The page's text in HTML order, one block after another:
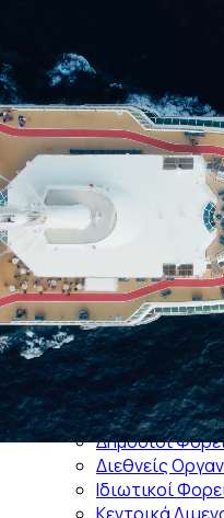
Ποιοί είμαστε
Ιστορία του
Διοικητικό
Διατελέσαντα
Διοικητικά
Μέλη
Εκπροσώπηση
Ενημέρωση
Πληροφορίες
Δημόσιοι
Διεθνείς
Ιδιωτικοί